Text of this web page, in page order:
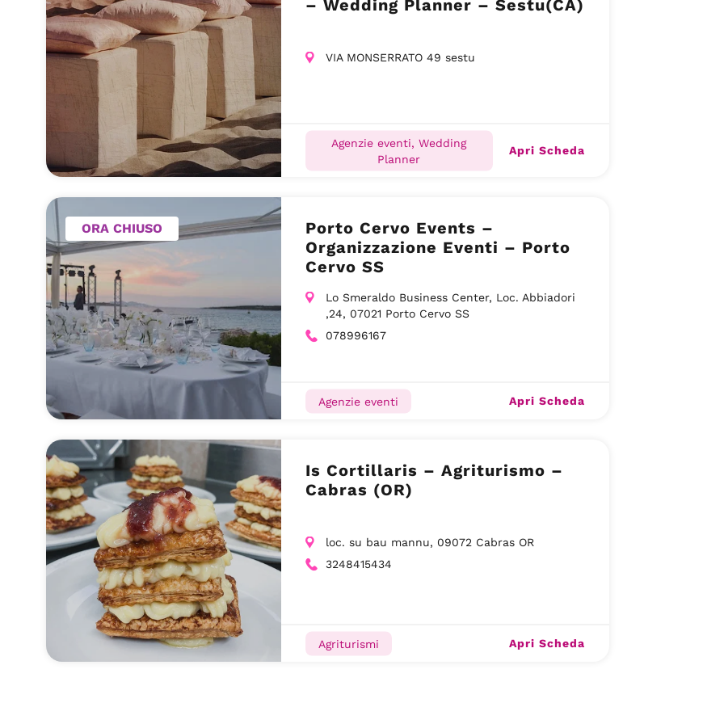
– Wedding Planner – Sestu(CA)
VIA MONSERRATO 49 sestu
Agenzie eventi, Wedding
Planner
Apri Scheda
ORA CHIUSO
Porto Cervo Events –
Organizzazione Eventi – Porto
Cervo SS
Lo Smeraldo Business Center, Loc. Abbiadori
,24, 07021 Porto Cervo SS
078996167
Agenzie eventi Apri Scheda
Is Cortillaris – Agriturismo –
Cabras (OR)
loc. su bau mannu, 09072 Cabras OR
3248415434
Agriturismi Apri Scheda